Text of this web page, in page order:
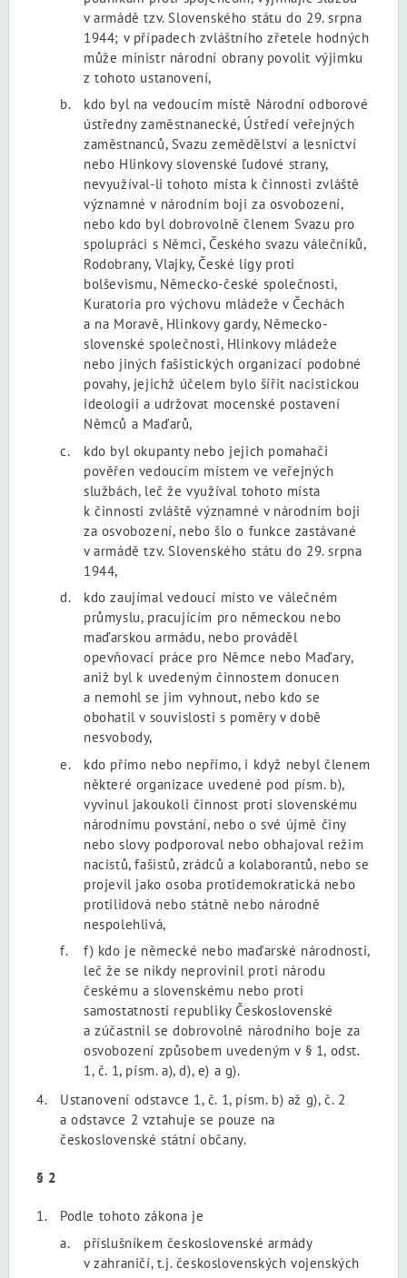
v armádě tzv. Slovenského státu do 29. srpna
1944; v případech zvláštního zřetele hodných
může ministr národní obrany povolit výjimku
z tohoto ustanovení,
kdo byl na vedoucím místě Národní odborové
ústředny zaměstnanecké, Ústředí veřejných
zaměstnanců, Svazu zemědělství a lesnictví
nebo Hlinkovy slovenské ľudové strany,
nevyužíval-li tohoto místa k činnosti zvláště
významné v národním boji za osvobození,
nebo kdo byl dobrovolně členem Svazu pro
spolupráci s Němci, Českého svazu válečníků,
Rodobrany, Vlajky, České ligy proti
bolševismu, Německo-české společnosti,
Kuratoria pro výchovu mládeže v Čechách
a na Moravě, Hlinkovy gardy, Německo-
slovenské společnosti, Hlinkovy mládeže
nebo jiných fašistických organizací podobné
povahy, jejichž účelem bylo šířit nacistickou
ideologii a udržovat mocenské postavení
Němců a Maďarů,
kdo byl okupanty nebo jejich pomahači
pověřen vedoucím místem ve veřejných
službách, leč že využíval tohoto místa
k činnosti zvláště významné v národním boji
za osvobození, nebo šlo o funkce zastávané
v armádě tzv. Slovenského státu do 29. srpna
1944,
kdo zaujímal vedoucí místo ve válečném
průmyslu, pracujícím pro německou nebo
maďarskou armádu, nebo prováděl
opevňovací práce pro Němce nebo Maďary,
aniž byl k uvedeným činnostem donucen
a nemohl se jim vyhnout, nebo kdo se
obohatil v souvislosti s poměry v době
nesvobody,
kdo přímo nebo nepřímo, i když nebyl členem
některé organizace uvedené pod písm. b),
vyvinul jakoukoli činnost proti slovenskému
národnímu povstání, nebo o své újmě činy
nebo slovy podporoval nebo obhajoval režim
nacistů, fašistů, zrádců a kolaborantů, nebo se
projevil jako osoba protidemokratická nebo
protilidová nebo státně nebo národně
nespolehlivá,
f) kdo je německé nebo maďarské národnosti,
leč že se nikdy neprovinil proti národu
českému a slovenskému nebo proti
samostatnosti republiky Československé
a zúčastnil se dobrovolně národního boje za
osvobození způsobem uvedeným v § 1, odst.
1, č. 1, písm. a), d), e) a g).
Ustanovení odstavce 1, č. 1, písm. b) až g), č. 2
a odstavce 2 vztahuje se pouze na
československé státní občany.
§ 2
Podle tohoto zákona je
příslušníkem československé armády
v zahraničí, t.j. československých vojenských